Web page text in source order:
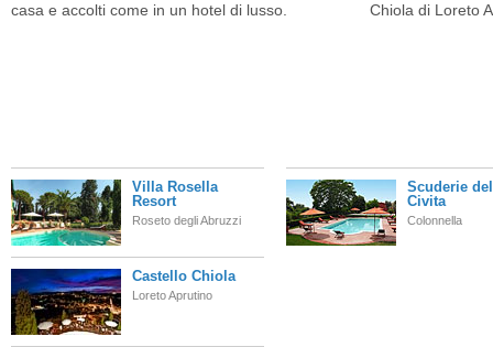
casa e accolti come in un hotel di lusso.
Chiola di Loreto
Villa Rosella
Resort
Roseto degli Abruzzi
Scuderie
Civita
Colonnella
Castello Chiola
Loreto Aprutino